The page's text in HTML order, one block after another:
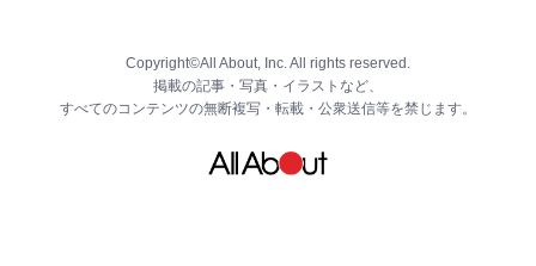
Copyright©All About, Inc. All rights reserved.
掲載の記事・写真・イラストなど、
すべてのコンテンツの無断複写・転載・公衆送信等を禁じます。